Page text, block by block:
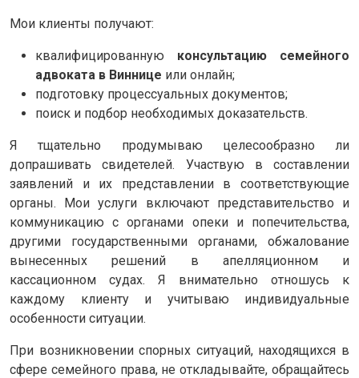
Мои клиенты получают:
квалифицированную консультацию семейного
адвоката в Виннице или онлайн;
подготовку процессуальных документов;
поиск и подбор необходимых доказательств.
Я тщательно продумываю целесообразно ли
допрашивать свидетелей. Участвую в составлении
заявлений и их представлении в соответствующие
органы. Мои услуги включают представительство и
коммуникацию с органами опеки и попечительства,
другими государственными органами, обжалование
вынесенных решений в апелляционном и
кассационном судах. Я внимательно отношусь к
каждому клиенту и учитываю индивидуальные
особенности ситуации.
При возникновении спорных ситуаций, находящихся в
сфере семейного права, не откладывайте, обращайтесь